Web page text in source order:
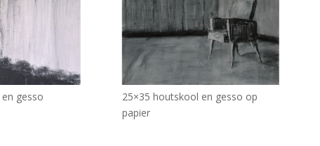
gesso
25×35 houtskool en gesso op
papier